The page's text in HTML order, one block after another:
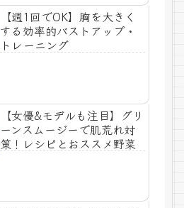
【週1回でOK】胸を大きく
する効率的バストアップ・
トレーニング
【女優&モデルも注目】グリ
ーンスムージーで肌荒れ対
策！レシピとおススメ野菜